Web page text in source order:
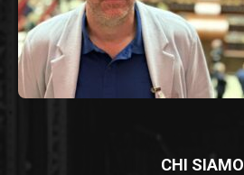
CHI SIAMO